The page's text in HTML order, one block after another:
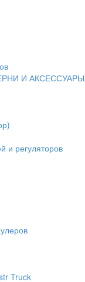
И АКСЕССУАРЫ
и регуляторов
Truck